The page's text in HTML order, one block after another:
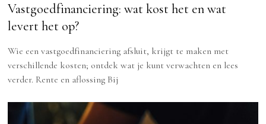
Vastgoedfinanciering: wat kost het en wat
levert het op?
Wie een vastgoedfinanciering afsluit, krijgt te maken met
verschillende kosten; ontdek wat je kunt verwachten en lees
verder. Rente en aflossing Bij